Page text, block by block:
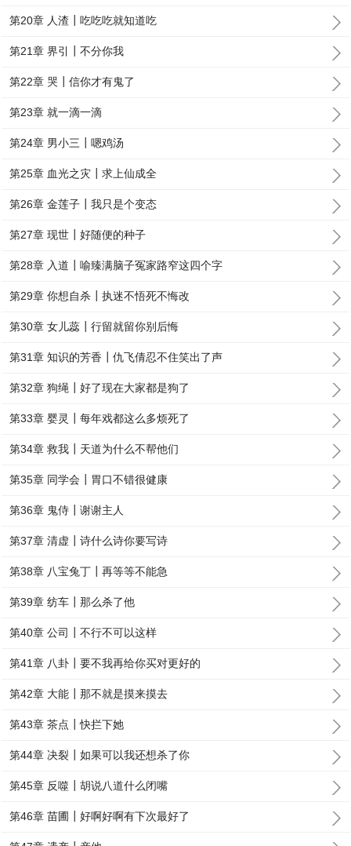
第20章 人渣┃吃吃吃就知道吃
第21章 界引┃不分你我
第22章 哭┃信你才有鬼了
第23章 就一滴一滴
第24章 男小三┃嗯鸡汤
第25章 血光之灾┃求上仙成全
第26章 金莲子┃我只是个变态
第27章 现世┃好随便的种子
第28章 入道┃喻臻满脑子冤家路窄这四个字
第29章 你想自杀┃执迷不悟死不悔改
第30章 女儿蕊┃行留就留你别后悔
第31章 知识的芳香┃仇飞倩忍不住笑出了声
第32章 狗绳┃好了现在大家都是狗了
第33章 婴灵┃每年戏都这么多烦死了
第34章 救我┃天道为什么不帮他们
第35章 同学会┃胃口不错很健康
第36章 鬼侍┃谢谢主人
第37章 清虚┃诗什么诗你要写诗
第38章 八宝兔丁┃再等等不能急
第39章 纺车┃那么杀了他
第40章 公司┃不行不可以这样
第41章 八卦┃要不我再给你买对更好的
第42章 大能┃那不就是摸来摸去
第43章 茶点┃快拦下她
第44章 决裂┃如果可以我还想杀了你
第45章 反噬┃胡说八道什么闭嘴
第46章 苗圃┃好啊好啊有下次最好了